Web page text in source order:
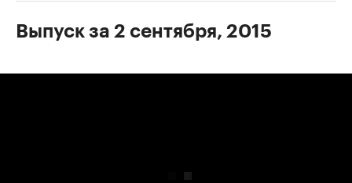
Выпуск за 2 сентября, 2015